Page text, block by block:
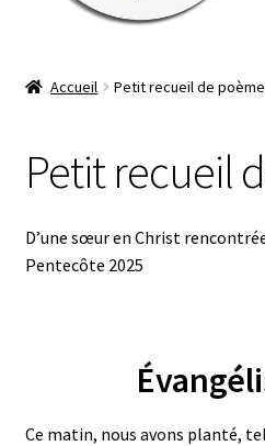
BOX MISSION
ÉVÉNEMENTS
Accueil Petit recueil de
Petit recueil
D’une sœur en Christ
Pentecôte 2025
Ce matin, nous avons planté,